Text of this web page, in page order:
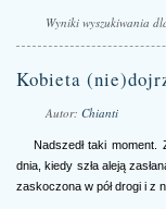
Wyniki wyszukiwania
Kobieta
Autor: Chianti
Nadszedł taki moment.
dnia, kiedy szła aleją
zaskoczona w pół drogi i z